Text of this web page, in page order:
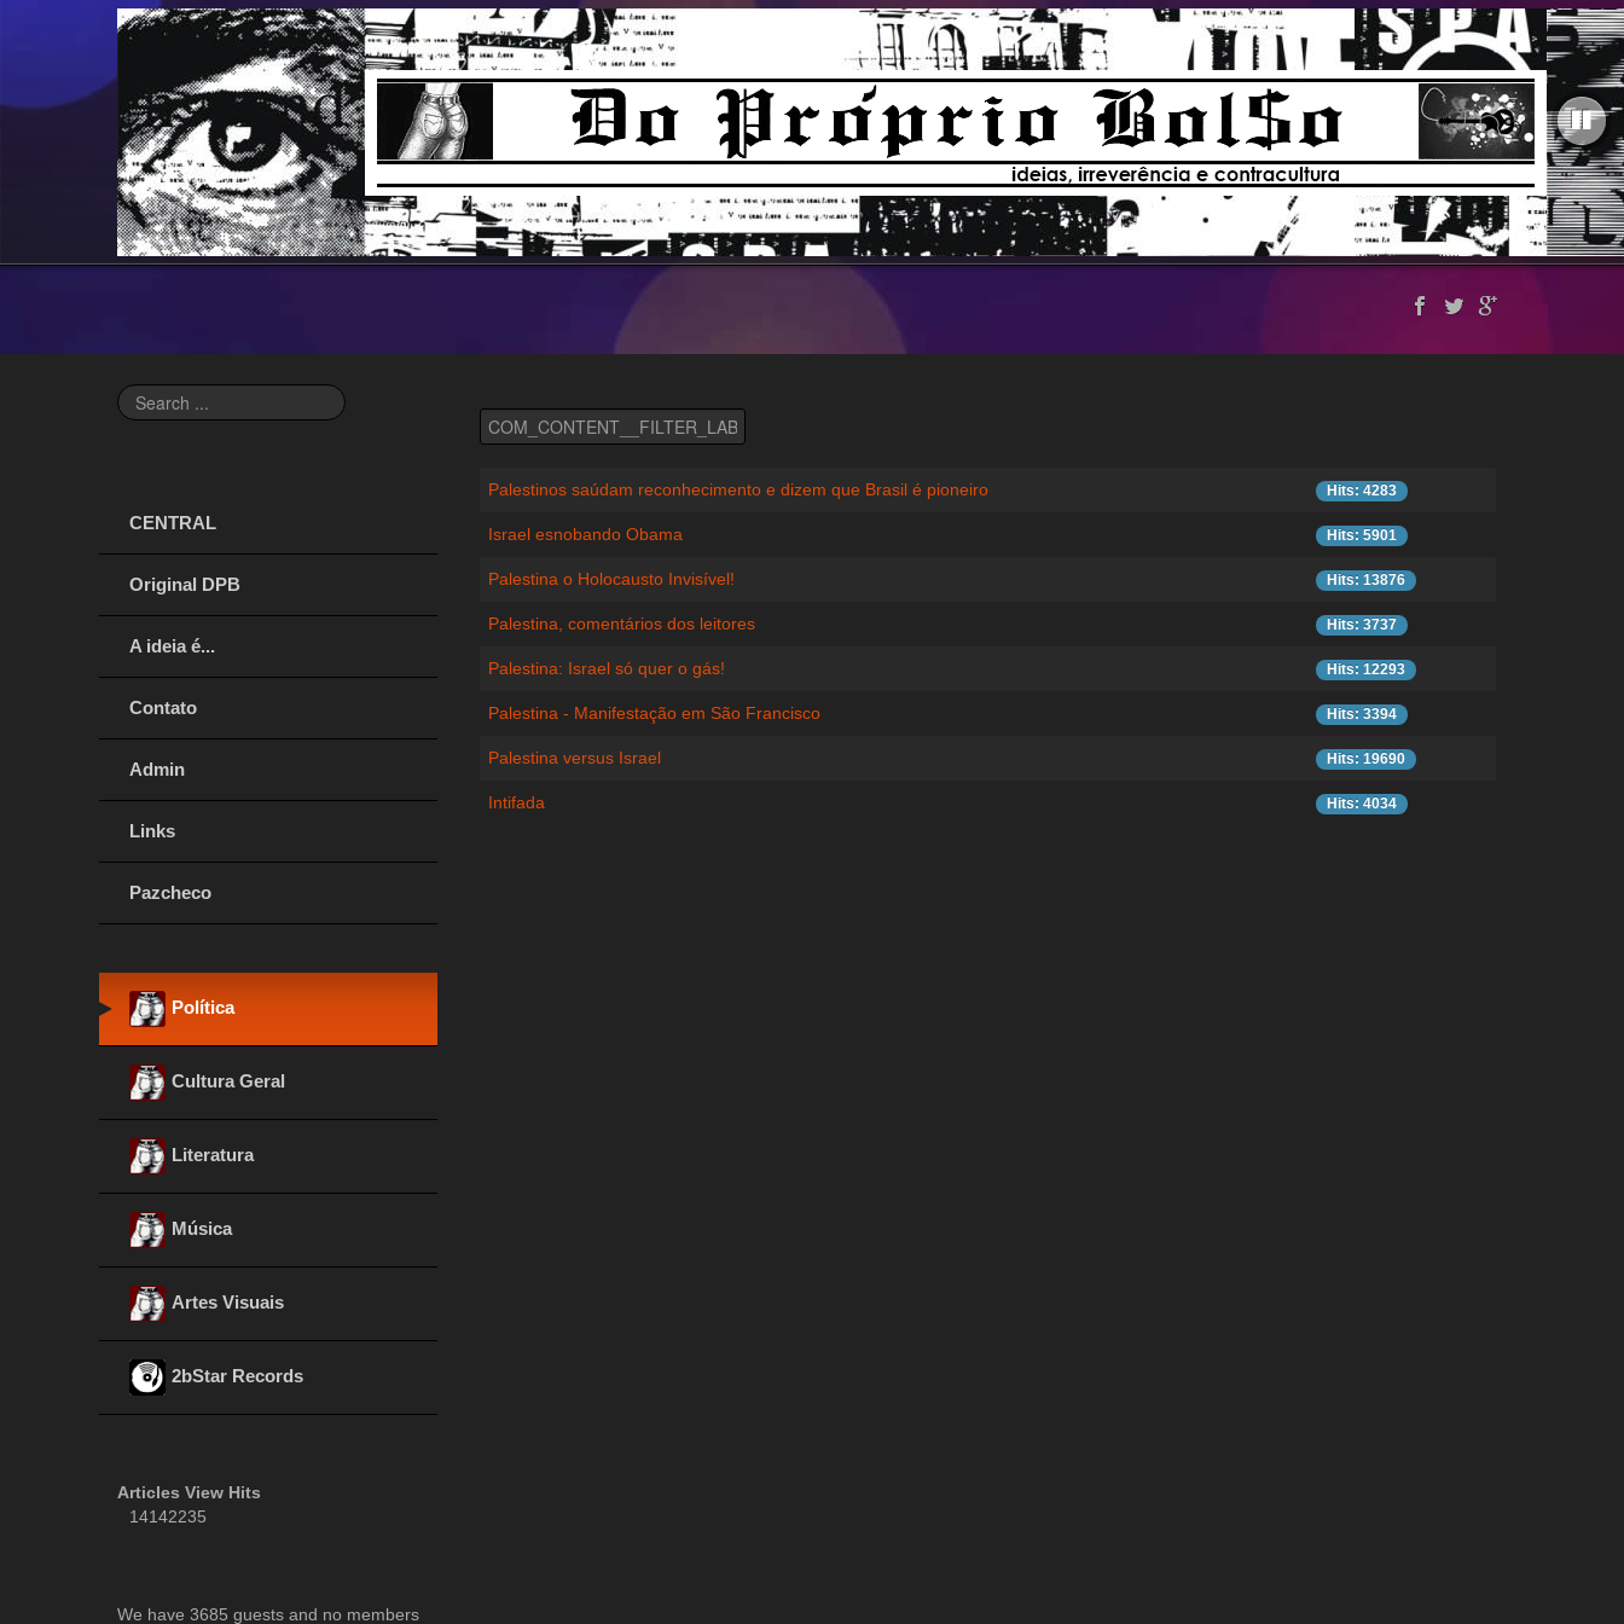
Palestinos saúdam reconhecimento e dizem que Brasil é pioneiro Hits: 4283
Israel esnobando Obama Hits: 5901
Palestina o Holocausto Invisível! Hits: 13876
Palestina, comentários dos leitores Hits: 3737
Palestina: Israel só quer o gás! Hits: 12293
Palestina - Manifestação em São Francisco Hits: 3394
Palestina versus Israel Hits: 19690
Intifada Hits: 4034
Search
...
CENTRAL
Original DPB
A ideia é...
Contato
Admin
Links
Pazcheco
Política
Cultura Geral
Literatura
Música
Artes Visuais
2bStar Records
Articles View Hits
14142235
We have 3685 guests and no members